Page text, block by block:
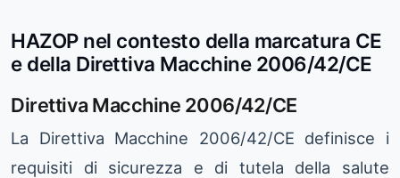
HAZOP nel contesto della marcatura CE
e della Direttiva Macchine 2006/42/CE
Direttiva Macchine 2006/42/CE
La Direttiva Macchine 2006/42/CE definisce i
requisiti di sicurezza e di tutela della salute